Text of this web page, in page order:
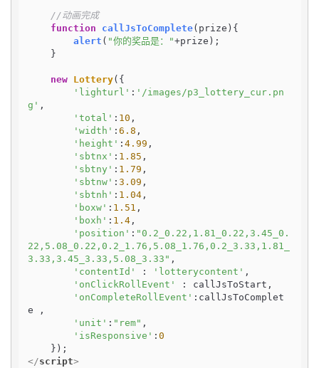
//动画完成
function
callJsToComplete( prize ){
alert ( "你的奖品是："+prize);
}
new Lottery({
'lighturl' : '/images/p3_lottery_cur.pn
g' ,
'total' : 10 ,
'width' : 6.8 ,
'height' : 4.99 ,
'sbtnx' : 1.85 ,
'sbtny' : 1.79 ,
'sbtnw' : 3.09 ,
'sbtnh' : 1.04,
'boxw' : 1.51 ,
'boxh' : 1.4,
'position' : "0.2_0.22,1.81_0.22,3.45_0.
22,5.08_0.22,0.2_1.76,5.08_1.76,0.2_3.33,1.81_
3.33,3.45_3.33,5.08_3.33" ,
'contentId'
: 'lotterycontent' ,
'onClickRollEvent'
: callJsToStart,
'onCompleteRollEvent' :callJsToComplet
e ,
'unit' : "rem" ,
'isResponsive' : 0
</script>